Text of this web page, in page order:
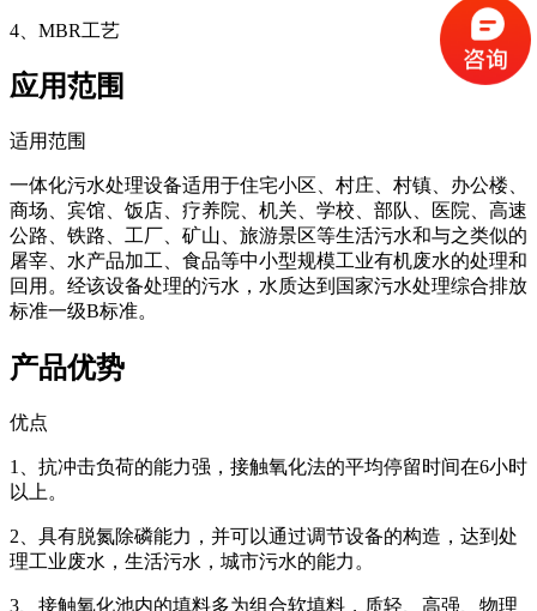
4、MBR工艺
应用范围
适用范围
一体化污水处理设备适用于住宅小区、村庄、村镇、办公楼、
商场、宾馆、饭店、疗养院、机关、学校、部队、医院、高速
公路、铁路、工厂、矿山、旅游景区等生活污水和与之类似的
屠宰、水产品加工、食品等中小型规模工业有机废水的处理和
回用。经该设备处理的污水，水质达到国家污水处理综合排放
标准一级B标准。
产品优势
优点
1、抗冲击负荷的能力强，接触氧化法的平均停留时间在6小时
以上。
2、具有脱氮除磷能力，并可以通过调节设备的构造，达到处
理工业废水，生活污水，城市污水的能力。
3、接触氧化池内的填料多为组合软填料，质轻、高强、物理